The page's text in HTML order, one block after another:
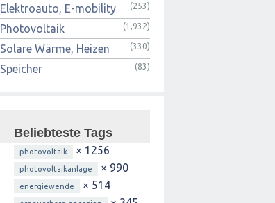
Elektroauto, E-mobility (253)
Photovoltaik (1,932)
Solare Wärme, Heizen (330)
Speicher (83)
Beliebteste Tags
photovoltaik × 1256
photovoltaikanlage × 990
energiewende × 514